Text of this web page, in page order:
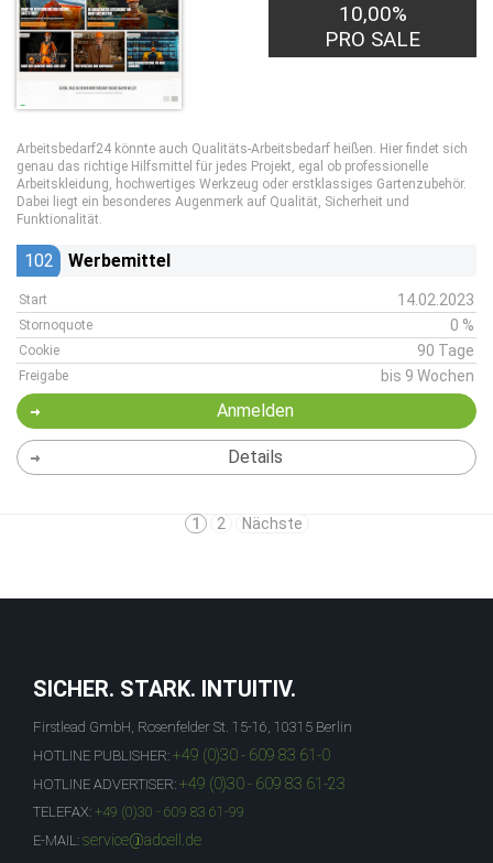
10,00%
PRO SALE
Arbeitsbedarf24 könnte auch Qualitäts-Arbeitsbedarf heißen. Hier findet sich
genau das richtige Hilfsmittel für jedes Projekt, egal ob professionelle
Arbeitskleidung, hochwertiges Werkzeug oder erstklassiges Gartenzubehör.
Dabei liegt ein besonderes Augenmerk auf Qualität, Sicherheit und
Funktionalität.
102 Werbemittel
Start 14.02.2023
Stornoquote 0 %
Cookie 90 Tage
Freigabe bis 9 Wochen
Anmelden
Details
1 2 Nächste
SICHER. STARK. INTUITIV.
Firstlead GmbH, Rosenfelder St. 15-16, 10315 Berlin
HOTLINE PUBLISHER: +49 (0)30 - 609 83 61-0
HOTLINE ADVERTISER: +49 (0)30 - 609 83 61-23
TELEFAX: +49 (0)30 - 609 83 61-99
E-MAIL: service@adcell.de